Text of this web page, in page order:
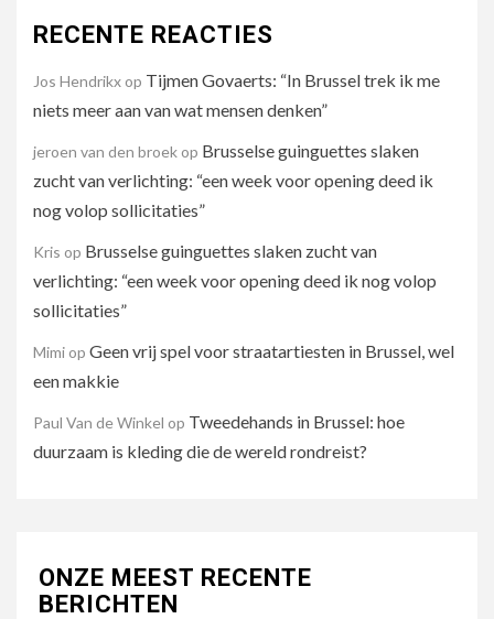
RECENTE REACTIES
Jos Hendrikx op Tijmen Govaerts: “In Brussel trek ik me
niets meer aan van wat mensen denken”
jeroen van den broek op Brusselse guinguettes slaken
zucht van verlichting: “een week voor opening deed ik
nog volop sollicitaties”
Kris op Brusselse guinguettes slaken zucht van
verlichting: “een week voor opening deed ik nog volop
sollicitaties”
Mimi op Geen vrij spel voor straatartiesten in Brussel, wel
een makkie
Paul Van de Winkel op Tweedehands in Brussel: hoe
duurzaam is kleding die de wereld rondreist?
ONZE MEEST RECENTE
BERICHTEN